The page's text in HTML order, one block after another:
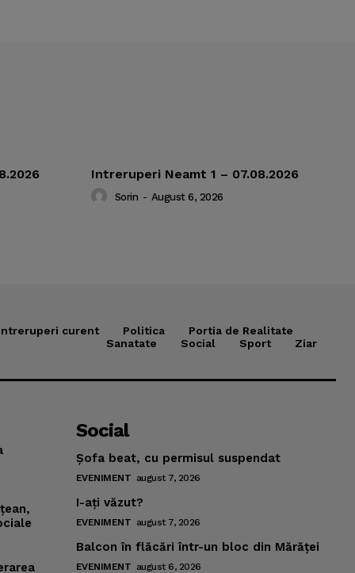
Intreruperi Neamt 1 – 07.08.2026
Sorin - August 6, 2026
curent Politica
Portia de Realitate
Sanatate
Social Sport Ziar
Social
Şofa beat, cu permisul suspendat
EVENIMENT august 7, 2026
I-aţi văzut?
EVENIMENT august 7, 2026
Balcon în flăcări într-un bloc din Mărăţei
EVENIMENT august 6, 2026